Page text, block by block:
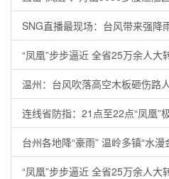
SNG直播最现场：台风带来强降
“凤凰”步步逼近 全省25万余人大
温州：台风吹落高空木板砸伤路
连线省防指：21点至22点“凤凰”
台州各地降“豪雨” 温岭多镇“水漫
“凤凰”步步逼近 全省25万余人大